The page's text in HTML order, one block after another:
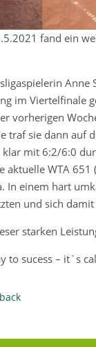
fand ein
im Viertelfinale
vorherigen
traf sie dann auf
klar mit 6:2/6:0
aktuelle WTA
In einem hart
und sich
starken
to sucess – it`s